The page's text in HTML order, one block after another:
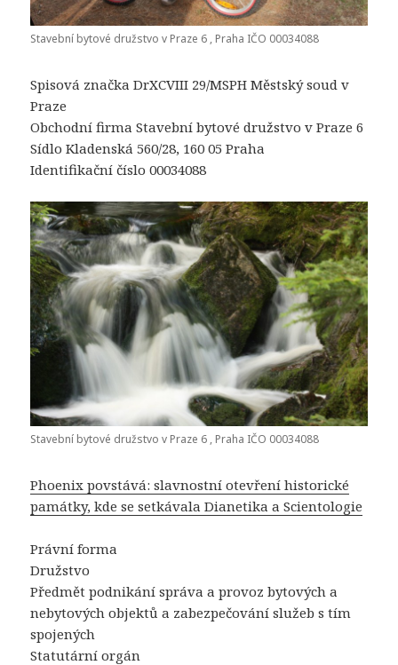
Stavební bytové družstvo v Praze 6 , Praha IČO 00034088
Spisová značka DrXCVIII 29/MSPH Městský soud v
Praze
Obchodní firma Stavební bytové družstvo v Praze 6
Sídlo Kladenská 560/28, 160 05 Praha
Identifikační číslo 00034088
Stavební bytové družstvo v Praze 6 , Praha IČO 00034088
Phoenix povstává: slavnostní otevření historické
památky, kde se setkávala Dianetika a Scientologie
Právní forma
Družstvo
Předmět podnikání správa a provoz bytových a
nebytových objektů a zabezpečování služeb s tím
spojených
Statutární orgán